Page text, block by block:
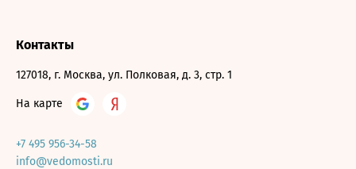
Контакты
127018, г. Москва, ул. Полковая, д. 3, стр. 1
На карте
+7 495 956-34-58
info@vedomosti.ru